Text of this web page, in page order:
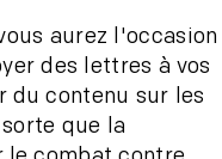
aurez l'occasion
des lettres à vos
du contenu sur les
que la